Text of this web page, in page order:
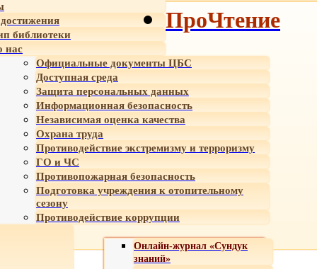
библиотеки
нас
Официальные документы ЦБС
Доступная среда
Защита персональных данных
Информационная безопасность
Независимая оценка качества
Охрана труда
Противодействие экстремизму и терроризму
ГО и ЧС
Противопожарная безопасность
Подготовка учреждения к отопительному
сезону
Противодействие коррупции
Онлайн-журнал «Сундук
знаний»
ПроЧтение